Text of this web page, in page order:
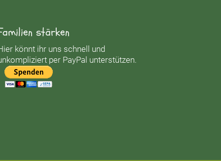
stärken
könnt ihr uns schnell und
per PayPal unterstützen.